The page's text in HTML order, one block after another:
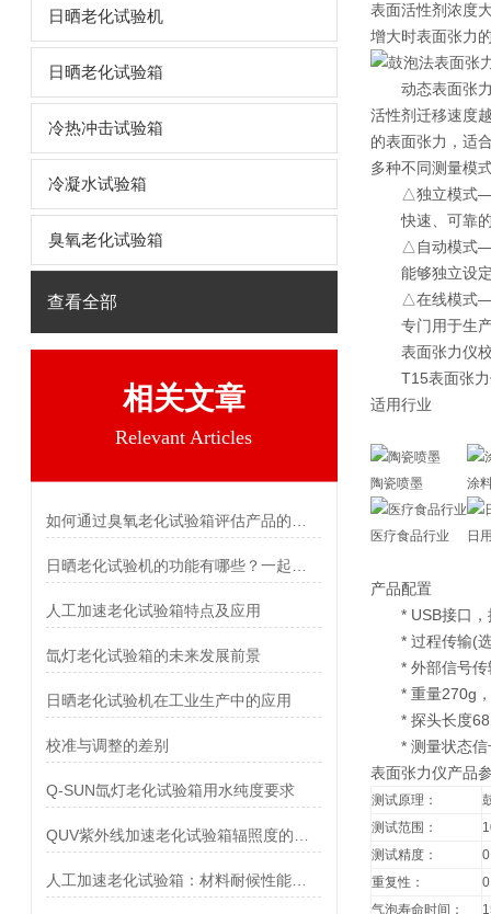
日晒老化试验机
日晒老化试验箱
冷热冲击试验箱
冷凝水试验箱
臭氧老化试验箱
查看全部
相关文章
Relevant Articles
人工加速老化试验箱特点及应用
氙灯老化试验箱的未来发展前景
日晒老化试验机在工业生产中的应用
校准与调整的差别
Q-SUN氙灯老化试验箱用水纯度要求
表面活性剂浓度
增大时表面张力
动态表面张力
活性剂迁移速度
的表面张力，适
多种不同测量模
△独立模式—
快速、可靠的
△自动模式—
能够独立设定
△在线模式—
专门用于生产
表面张力仪校
T15表面张力仪
适用行业
陶瓷喷墨 涂
医疗食品行业 日
产品配置
* USB接口，
* 过程传输(选
* 外部信号传
* 重量270g，
* 探头长度
* 测量状态信
表面张力仪产品
测试原理：
测试范围：
测试精度：
重复性：
气泡寿命时间：